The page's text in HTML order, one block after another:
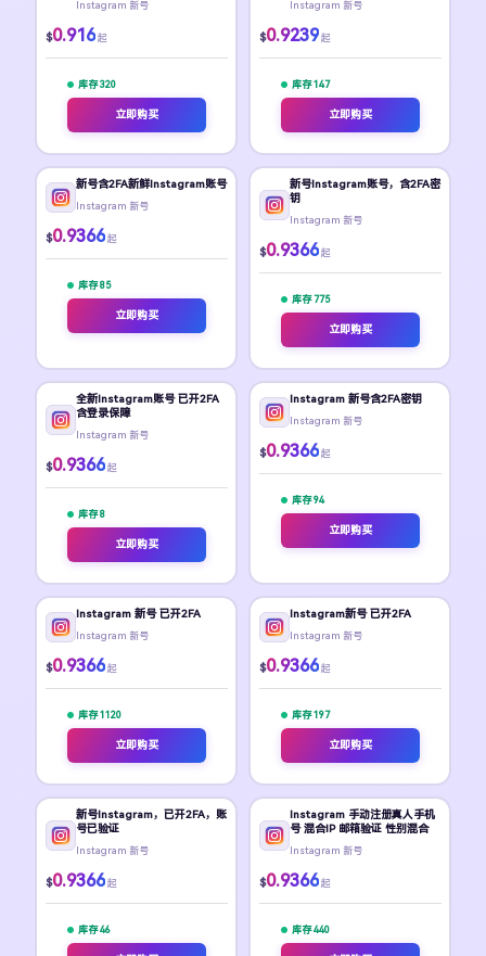
Instagram 新号
$0.916 起
库存 320
立即购买
Instagram 新号
$0.9239 起
库存 147
立即购买
新号含2FA新鲜Instagram账号
Instagram 新号
$0.9366 起
库存 85
立即购买
新号Instagram账号，含2FA密
钥
Instagram 新号
$0.9366 起
库存 775
立即购买
全新Instagram账号 已开2FA
含登录保障
Instagram 新号
$0.9366 起
库存 8
立即购买
Instagram 新号含2FA密钥
Instagram 新号
$0.9366 起
库存 94
立即购买
Instagram 新号 已开2FA
Instagram 新号
$0.9366 起
库存 1120
立即购买
Instagram新号 已开2FA
Instagram 新号
$0.9366 起
库存 197
立即购买
新号Instagram，已开2FA，账
号已验证
Instagram 新号
$0.9366 起
库存 46
Instagram 手动注册真人手机
号 混合IP 邮箱验证 性别混合
Instagram 新号
$0.9366 起
库存 440